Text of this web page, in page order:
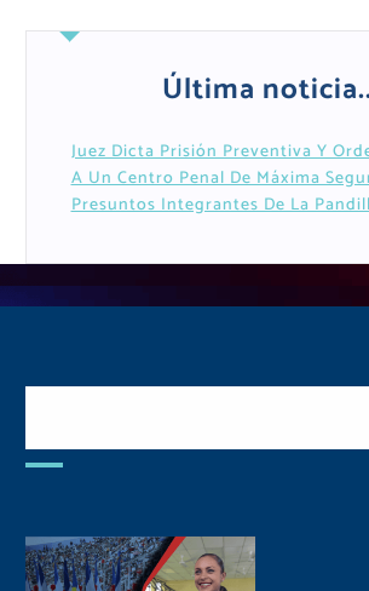
Última
Juez Dicta Prisión Preventiva Y
A Un Centro Penal De Máxima
Presuntos Integrantes De La